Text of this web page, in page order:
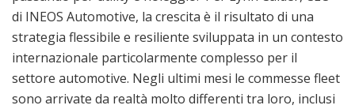
di INEOS Automotive, la crescita è il risultato di una
strategia flessibile e resiliente sviluppata in un contesto
internazionale particolarmente complesso per il
settore automotive. Negli ultimi mesi le commesse fleet
sono arrivate da realtà molto differenti tra loro, inclusi